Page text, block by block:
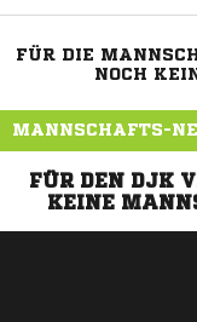
FÜR DIE
NOCH
MANNSCHAFTS-
FÜR DEN DJK
KEINE